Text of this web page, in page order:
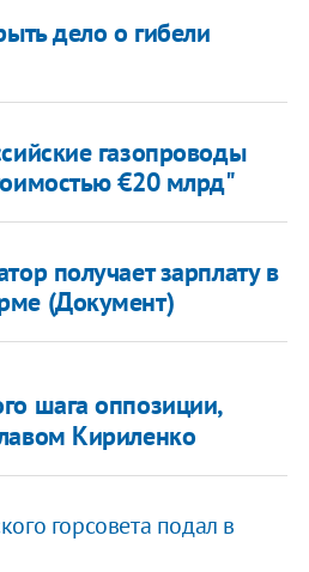
дело о гибели
газопроводы
€20 млрд"
получает зарплату в
(Документ)
шага оппозиции,
Кириленко
горсовета подал в